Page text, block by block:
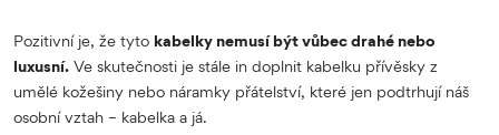
Pozitivní je, že tyto kabelky nemusí být vůbec drahé nebo
luxusní. Ve skutečnosti je stále in doplnit kabelku přívěsky z
umělé kožešiny nebo náramky přátelství, které jen podtrhují náš
osobní vztah – kabelka a já.